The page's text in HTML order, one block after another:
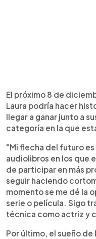
El próximo 8 de
Laura podría hacer
llegar a ganar junto a
categoría en la que
"Mi flecha del futuro
audiolibros en los que
de participar en más
seguir haciendo
momento se me dé la
serie o película. Sigo
técnica como actriz y
Por último, el sueño de